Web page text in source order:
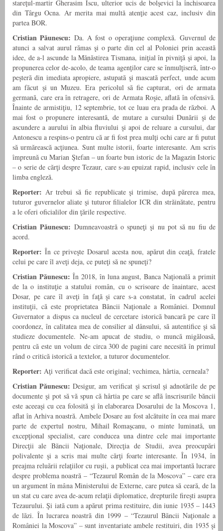
stareţul-martir Gherasim Iscu, ulterior ucis de bolşevici la închisoarea
din Târgu Ocna. Ar merita mai multă atenţie acest caz, inclusiv din
partea BOR.
Cristian Păunescu: Da. A fost o operaţiune complexă. Guvernul de
atunci a salvat aurul rămas şi o parte din cel al Poloniei prin această
idee, de a-l ascunde la Mănăstirea Tismana, iniţial în pivniţă şi apoi, la
propunerea celor de-acolo, de teama agenţilor care se înmulţiseră, într-o
peşteră din imediata apropiere, astupată şi mascată perfect, unde acum
am făcut şi un Muzeu. Era pericolul să fie capturat, ori de armata
germană, care era în retragere, ori de Armata Roşie, aflată în ofensivă.
Înainte de armistiţiu, 12 septembrie, tot ce luau era prada de război. A
mai fost o propunere interesantă, de mutare a cursului Dunării şi de
ascundere a aurului în albia fluviului şi apoi de reluare a cursului, dar
Antonescu a respins-o pentru că ar fi fost prea mulţi ochi care ar fi putut
să urmărească acţiunea. Sunt multe istorii, foarte interesante. Am scris
împreună cu Marian Ştefan – un foarte bun istoric de la Magazin Istoric
– o serie de cărţi despre Tezaur, care s-au epuizat rapid, inclusiv cele în
limba engleză.
Reporter: Ar trebui să fie republicate şi trimise, după părerea mea,
tuturor guvernelor aliate şi tuturor filialelor ICR din străinătate, pentru
a le oferi oficialilor din ţările respective.
Cristian Păunescu: Dumneavoastră o spuneţi şi nu pot să nu fiu de
acord.
Reporter: În ce priveşte Dosarul acesta nou, apărut din ceaţă, fratele
celui pe care îl aveţi deja, ce puteţi să ne spuneţi?
Cristian Păunescu: În 2018, în luna august, Banca Naţională a primit
de la o instituţie a statului român, cu o scrisoare de înaintare, acest
Dosar, pe care îl aveţi în faţă şi care s-a constatat, în cadrul acelei
instituţii, că este proprietatea Băncii Naţionale a Româ­niei. Domnul
Guvernator a dispus ca nucleul de cercetare istorică bancară pe care îl
coordonez, în calitatea mea de consilier al dânsului, să autentifice şi să
studieze documentele. Ne-am apucat de studiu, o muncă migăloasă,
pentru că este un volum de circa 300 de pagini care necesită în primul
rând o critică istorică a textelor, a tuturor documentelor.
Reporter: Aţi verificat dacă este original; vechimea, hârtia, cerneala?
Cristian Păunescu: Desigur, am verificat şi scrisul şi adnotările de pe
documente şi pot să vă spun că hârtia pe care se află înscrisurile băncii
este aceeaşi cu cea folosită şi în elaborarea Dosarului de la Moscova 1,
aflat în Arhiva noastră. Ambele Dosare au fost alcătuite în cea mai mare
parte de expertul nostru, Mihail Romaşcanu, o minte luminată, un
excepţional specialist, care conducea una dintre cele mai importante
Direcţii ale Băncii Naţionale, Direcţia de Studii, avea preocupări
polivalente şi a scris mai multe cărţi foarte interesante. În 1934, în
preajma reluării relaţiilor cu ruşii, a publicat cea mai importantă lucrare
despre problema noastră – “Tezaurul Român de la Moscova” – care era
un argument în mâna Ministerului de Externe, care putea să ceară, de la
un stat cu care avea de-acum relaţii diplomatice, drepturile fireşti asupra
Tezaurului. Şi iată cum a apărut prima restituire, din iunie 1935 – 1443
de lăzi. În lucrarea noastră din 1999 – “Tezaurul Băncii Naţionale a
României la Moscova” – sunt inventariate ambele restituiri, din 1935 şi